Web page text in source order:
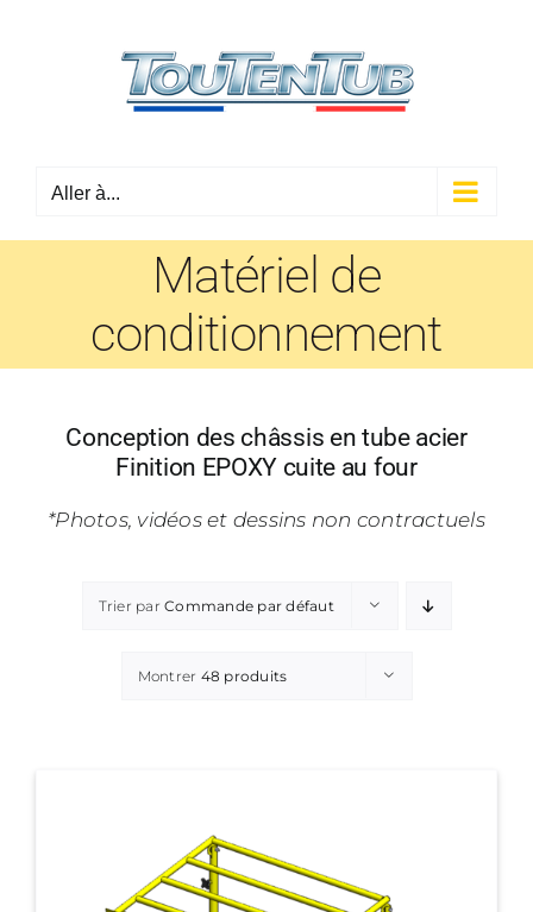
Aller à...
Matériel de
conditionnement
Conception des châssis en tube acier
Finition EPOXY cuite au four
*Photos, vidéos et dessins non contractuels
Trier parCommande par défaut
Montrer 48 produits